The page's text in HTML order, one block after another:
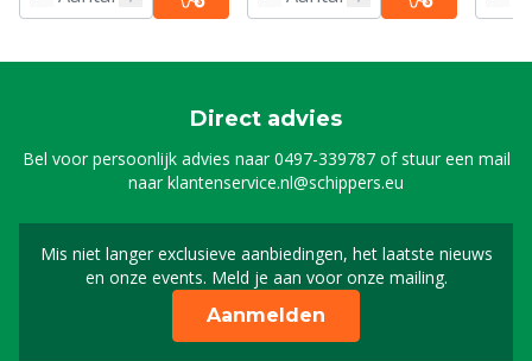
Direct advies
Bel voor persoonlijk advies naar0497-339787of stuur een mail
naarklantenservice.nl@schippers.eu
Mis niet langer exclusieve aanbiedingen, het laatste nieuws
en onze events. Meld je aan voor onze mailing.
Schrijf je in voor onze
Aanmelden